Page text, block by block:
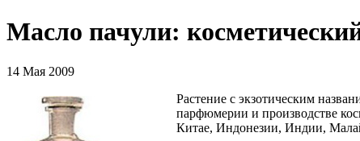
Масло пачули:
14 Мая 2009
Растение с экзотическим
парфюмерии и производстве
Китае, Индонезии, Индии,